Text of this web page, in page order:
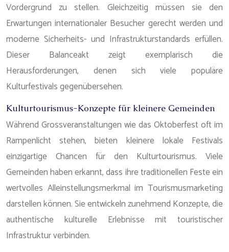
Vordergrund zu stellen. Gleichzeitig müssen sie den
Erwartungen internationaler Besucher gerecht werden und
moderne Sicherheits- und Infrastrukturstandards erfüllen.
Dieser Balanceakt zeigt exemplarisch die
Herausforderungen, denen sich viele populäre
Kulturfestivals gegenübersehen.
Kulturtourismus-Konzepte für kleinere Gemeinden
Während Grossveranstaltungen wie das Oktoberfest oft im
Rampenlicht stehen, bieten kleinere lokale Festivals
einzigartige Chancen für den Kulturtourismus. Viele
Gemeinden haben erkannt, dass ihre traditionellen Feste ein
wertvolles Alleinstellungsmerkmal im Tourismusmarketing
darstellen können. Sie entwickeln zunehmend Konzepte, die
authentische kulturelle Erlebnisse mit touristischer
Infrastruktur verbinden.